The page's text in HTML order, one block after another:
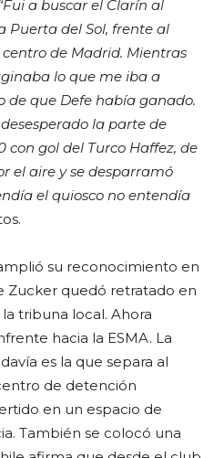
a buscar el Clarín al
Puerta del Sol, frente al
de Madrid. Mientras
lo que me iba a
de que Defe había ganado.
la parte de
con gol del Turco Haffez, de
el aire y se desparramó
el quiosco no entendía
su reconocimiento en
Zucker quedó retratado en
tribuna local. Ahora
hacia la ESMA. La
es la que separa al
de detención
en un espacio de
También se colocó una